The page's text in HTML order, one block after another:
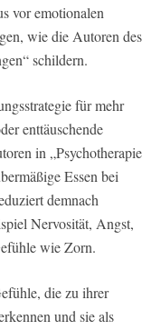
vor emotionalen
wie die Autoren des
schildern.
für mehr
enttäuschende
in „Psychotherapie
Essen bei
demnach
Nervosität, Angst,
wie Zorn.
die zu ihrer
und sie als